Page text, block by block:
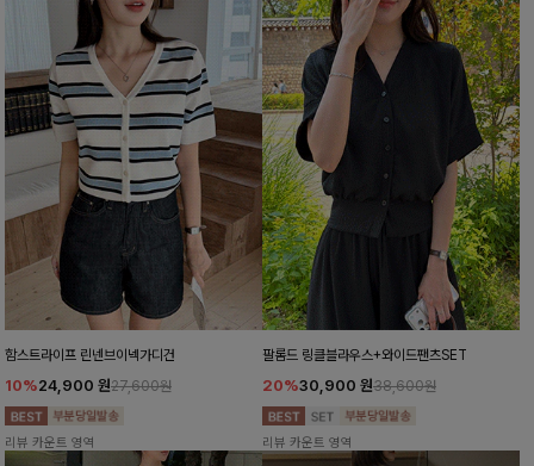
함스트라이프 린넨브이넥가디건
10%24,900 원27,600원
리뷰 카운트 영역
팔롬드 링클블라우스+와이드팬츠SET
20%30,900 원38,600원
리뷰 카운트 영역